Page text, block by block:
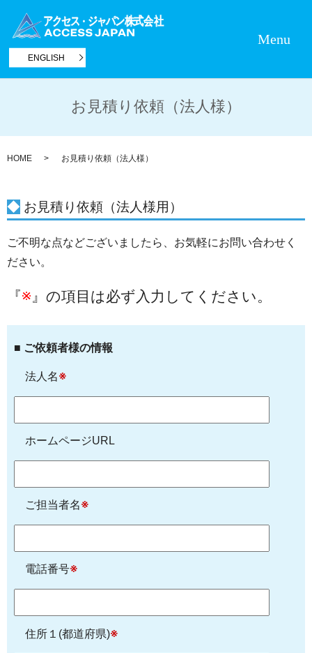
ENGLISH
Menu
お見積り依頼（法人様）
HOME お見積り依頼（法人様）
◆ お見積り依頼（法人様用）
ご不明な点などございましたら、お気軽にお問い合わせく
ださい。
『※』の項目は必ず入力してください。
■ ご依頼者様の情報
法人名※
ホームページURL
ご担当者名※
電話番号※
住所１(都道府県)※